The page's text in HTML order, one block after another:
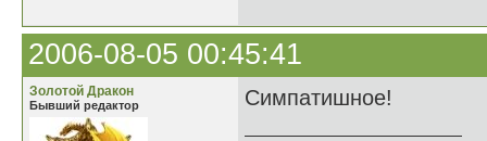
2006-08-05 00:45:41
Золотой Дракон
Бывший редактор Симпатишное!